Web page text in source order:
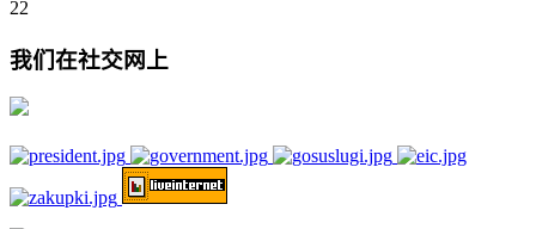
22
我们在社交网上